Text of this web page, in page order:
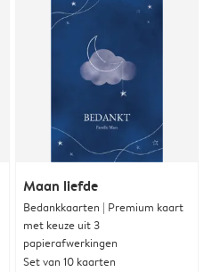
Maan liefde
Bedankkaarten | Premium kaart
met keuze uit 3
papierafwerkingen
Set van 10 kaarten